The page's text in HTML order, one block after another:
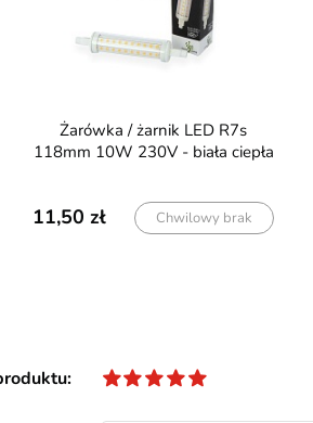
Żarówka / żarnik LED R7s
118mm 10W 230V - biała ciepła
11,50 Chwilowy brak